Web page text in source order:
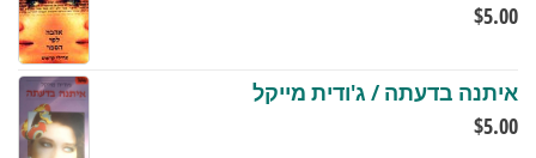
$5.00
איתנה בדעתה / ג'ודית מייקל
$5.00